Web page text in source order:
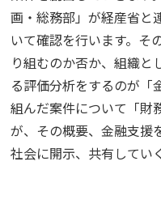
画・総務部」が経産省と
いて確認を行います。そ
り組むのか否か、組織
る評価分析をするのが「
組んだ案件について「財
が、その概要、金融支援
社会に開示、共有してい